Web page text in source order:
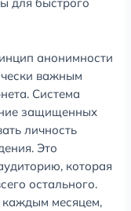
анонимности
важным
Система
защищенных
личность
Это
которая
остального.
каждым месяцем,